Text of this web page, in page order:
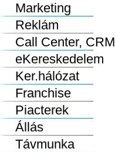
Marketing
Reklám
Call Center, CRM
eKereskedelem
Ker.hálózat
Franchise
Piacterek
Állás
Távmunka